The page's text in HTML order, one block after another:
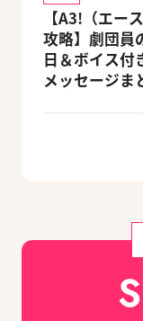
【A3!（エー
攻略】劇団員
日＆ボイス付
メッセージま